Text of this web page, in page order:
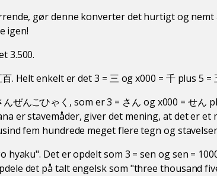
gør denne konverter det hurtigt og
igen!
3.500.
. Helt enkelt er det 3 = 三 og x000 = 千 plus 5 =
ぜんごひゃく, som er 3 = さん og x000 = せん
er stavemåder, giver det mening, at det er et
fem hundrede meget flere tegn og stavelser
hyaku". Det er opdelt som 3 = sen og sen =
det på talt engelsk som "three thousand